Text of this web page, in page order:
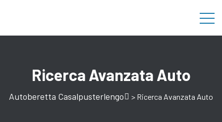
Ricerca Avanzata Auto
Autoberetta Casalpusterlengo > Ricerca Avanzata Auto